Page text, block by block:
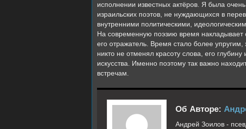
исполнении известных актёров. Я была
израильских поэтов, не нуждающихся в
внутренними политическими,
На современную поэзию время накладывает
его отражатель. Время стало более
никто не отменял красоту слова, его
искусства. Именно поэтому так важно
встречам.
Об Авторе:
Андрей Зоилов -